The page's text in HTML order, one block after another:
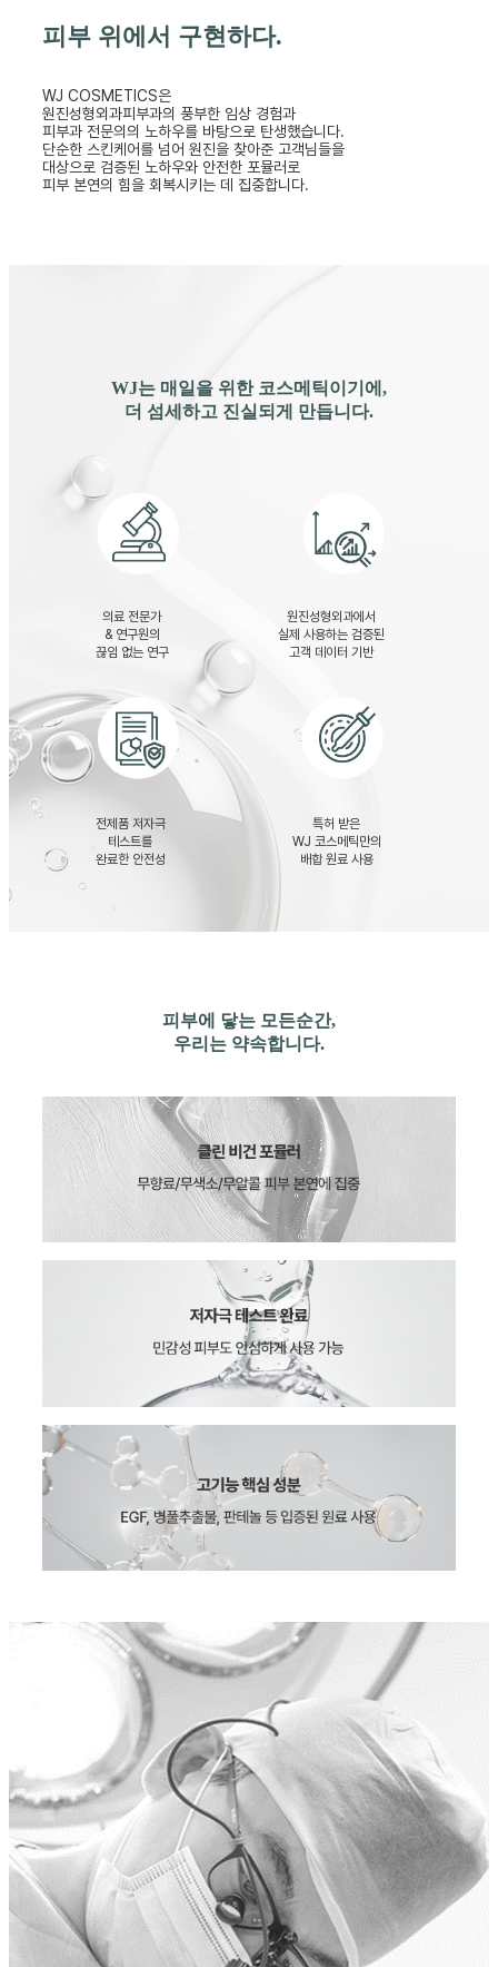
피부 위에서 구현하다.
WJ COSMETICS은
원진성형외과피부과의 풍부한 임상 경험과
피부과 전문의의 노하우를 바탕으로 탄생했습니다.
단순한 스킨케어를 넘어 원진을 찾아준 고객님들을
대상으로 검증된 노하우와 안전한 포뮬러로
피부 본연의 힘을 회복시키는 데 집중합니다.
WJ는 매일을 위한 코스메틱이기에,
더 섬세하고 진실되게 만듭니다.
의료 전문가
& 연구원의
끊임 없는 연구
원진성형외과에서
실제 사용하는 검증된
고객 데이터 기반
전제품 저자극
테스트를
완료한 안전성
특허 받은
WJ 코스메틱만의
배합 원료 사용
피부에 닿는 모든순간,
우리는 약속합니다.